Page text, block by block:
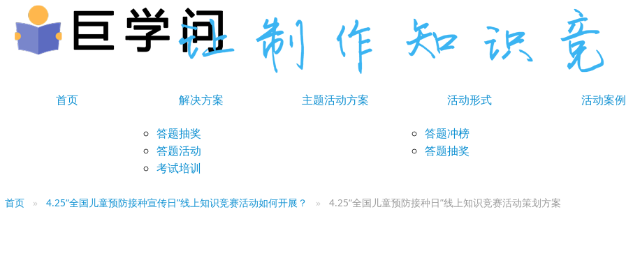
首页 解决方案
答题抽奖
答题活动
考试培训
主题活动方案 活动形式
答题冲榜
答题抽奖
活动案例
首页 4.25“全国儿童预防接种宣传日”线上知识竞赛活动如何开展？ 4.25“全国儿童预防接种日”线上知识竞赛活动策划方案